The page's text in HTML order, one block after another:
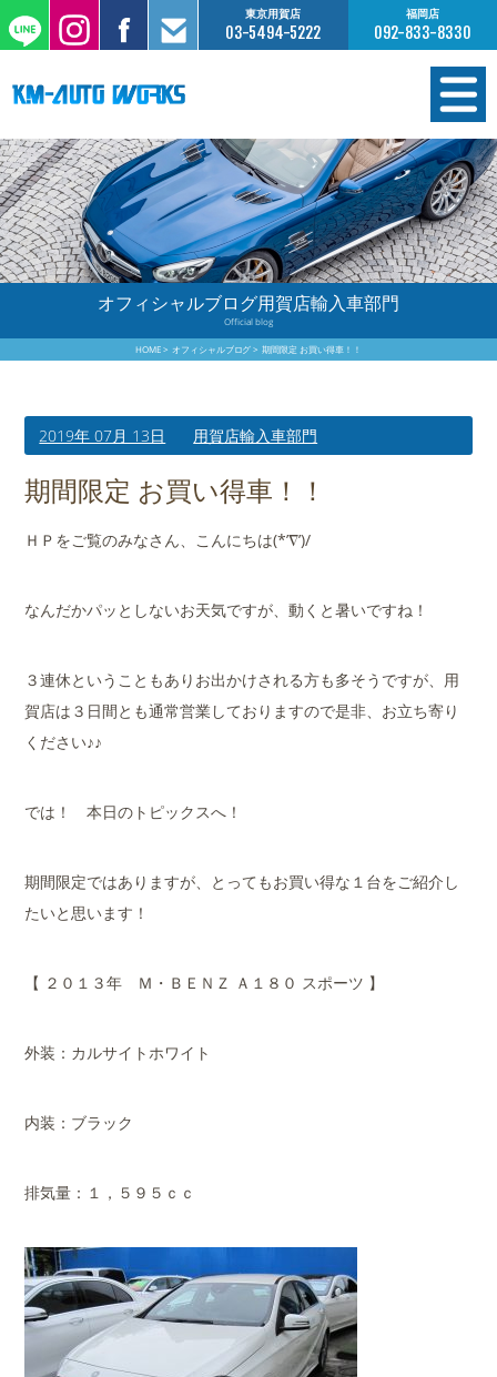
東京用賀店
03-5494-5222
福岡店
092-833-8330
在庫情報
オーダー販売
工場サービス
保証について
買取査定のご案内
店舗案内
会社概要
オフィシャルブログ用賀店輸入車部門
Official blog
HOME オフィシャルブログ 期間限定 お買い得車！！
2019年 07月 13日 用賀店輸入車部門
期間限定 お買い得車！！
ＨＰをご覧のみなさん、こんにちは(*’∇’)/
なんだかパッとしないお天気ですが、動くと暑いですね！
３連休ということもありお出かけされる方も多そうですが、用
賀店は３日間とも通常営業しておりますので是非、お立ち寄り
ください♪♪
では！ 本日のトピックスへ！
期間限定ではありますが、とってもお買い得な１台をご紹介し
たいと思います！
【 ２０１３年 Ｍ・ＢＥＮＺ Ａ１８０ スポーツ 】
外装：カルサイトホワイト
内装：ブラック
排気量：１，５９５ｃｃ